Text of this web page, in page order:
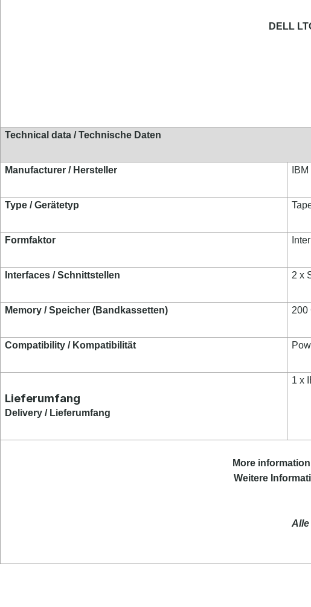
DELL
Technical data / Technische Daten
Manufacturer / Hersteller IBM
Type / Gerätetyp
Formfaktor
Interfaces / Schnittstellen 2 x
Memory / Speicher (Bandkassetten) 200
Compatibility / Kompatibilität
Lieferumfang
Delivery / Lieferumfang
1 x
More
Weitere
Alle